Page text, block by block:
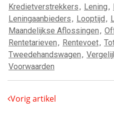
Kredietverstrekkers, Lening,
Leningaanbieders, Looptijd,
Maandelijkse Aflossingen,
Rentetarieven, Rentevoet,
Tweedehandswagen,
Voorwaarden
Vorig artikel